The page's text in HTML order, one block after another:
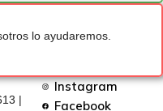
lo ayudaremos.
|
Instagram
Facebook